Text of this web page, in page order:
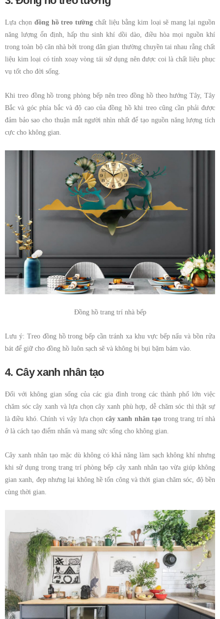
Lựa chọn đồng hồ treo tường chất liệu bằng kim loại sẽ mang lại nguồn
năng lượng ổn định, hấp thu sinh khí dồi dào, điều hòa mọi nguồn khí
trong toàn bộ căn nhà bởi trong dân gian thường chuyền tai nhau rằng chất
liệu kim loại có tính xoay vòng tái sử dụng nên được coi là chất liệu phục
vụ tốt cho đời sống.
Khi treo đồng hồ trong phòng bếp nên treo đồng hồ theo hướng Tây, Tây
Bắc và góc phía bắc và độ cao của đồng hồ khi treo cũng cần phải được
đảm bảo sao cho thuận mắt người nhìn nhất để tạo nguồn năng lượng tích
cực cho không gian.
Đồng hồ trang trí nhà bếp
Lưu ý: Treo đồng hồ trong bếp cần tránh xa khu vực bếp nấu và bồn rửa
bát để giữ cho đồng hồ luôn sạch sẽ và không bị bụi bặm bám vào.
4. Cây xanh nhân tạo
Đối với không gian sống của các gia đình trong các thành phố lớn việc
chăm sóc cây xanh và lựa chọn cây xanh phù hợp, dễ chăm sóc thì thật sự
là điều khó. Chính vì vậy lựa chọn cây xanh nhân tạo trong trang trí nhà
ở là cách tạo điểm nhấn và mang sức sống cho không gian.
Cây xanh nhân tạo mặc dù không có khả năng làm sạch không khí nhưng
khi sử dụng trong trang trí phòng bếp cây xanh nhân tạo vừa giúp không
gian xanh, đẹp nhưng lại không hề tốn công và thời gian chăm sóc, độ bền
cùng thời gian.